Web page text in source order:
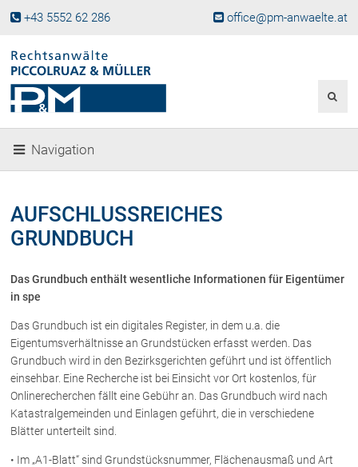
+43 5552 62 286 office@pm-anwaelte.at
Fachgebiete
Gesellschaftsgründung &
Beteiligungen
Immobilienrecht, Bauträgerrecht
Ferienimmobilien in Vorarlberg
Schiedsgerichtsbarkeit
Skiunfälle in Österreich
Über uns
Kanzleiteam
Netzwerk
Navigation
AUFSCHLUSSREICHES
GRUNDBUCH
Das Grundbuch enthält wesentliche Informationen für Eigentümer
in spe
Das Grundbuch ist ein digitales Register, in dem u.a. die
Eigentumsverhältnisse an Grundstücken erfasst werden. Das
Grundbuch wird in den Bezirksgerichten geführt und ist öffentlich
einsehbar. Eine Recherche ist bei Einsicht vor Ort kostenlos, für
Onlinerecherchen fällt eine Gebühr an. Das Grundbuch wird nach
Katastralgemeinden und Einlagen geführt, die in verschiedene
Blätter unterteilt sind.
• Im „A1-Blatt“ sind Grundstücksnummer, Flächenausmaß und Art